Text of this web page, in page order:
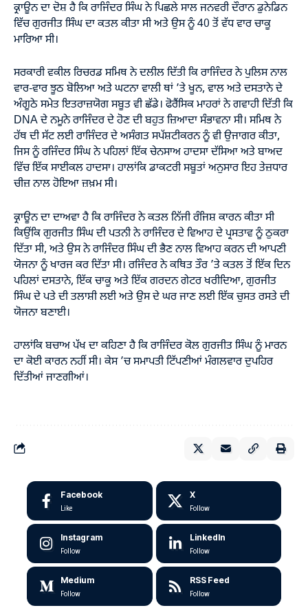
ਕ੍ਰਾਊਨ ਦਾ ਦੋਸ਼ ਹੈ ਕਿ ਰਾਜਿੰਦਰ ਸਿੰਘ ਨੇ ਪਿਛਲੇ ਸਾਲ ਜਨਵਰੀ ਦੌਰਾਨ ਡੁਨੇਡਿਨ
ਵਿੱਚ ਗੁਰਜੀਤ ਸਿੰਘ ਦਾ ਕਤਲ ਕੀਤਾ ਸੀ ਅਤੇ ਉਸ ਨੂੰ 40 ਤੋਂ ਵੱਧ ਵਾਰ ਚਾਕੂ
ਮਾਰਿਆ ਸੀ।
ਸਰਕਾਰੀ ਵਕੀਲ ਰਿਚਰਡ ਸਮਿਥ ਨੇ ਦਲੀਲ ਦਿੱਤੀ ਕਿ ਰਾਜਿੰਦਰ ਨੇ ਪੁਲਿਸ ਨਾਲ
ਵਾਰ-ਵਾਰ ਝੂਠ ਬੋਲਿਆ ਅਤੇ ਘਟਨਾ ਵਾਲੀ ਥਾਂ ’ਤੇ ਖੂਨ, ਵਾਲ ਅਤੇ ਦਸਤਾਨੇ ਦੇ
ਅੰਗੂਠੇ ਸਮੇਤ ਇਤਰਾਜ਼ਯੋਗ ਸਬੂਤ ਵੀ ਛੱਡੇ। ਫੋਰੈਂਸਿਕ ਮਾਹਰਾਂ ਨੇ ਗਵਾਹੀ ਦਿੱਤੀ ਕਿ
DNA ਦੇ ਨਮੂਨੇ ਰਾਜਿੰਦਰ ਦੇ ਹੋਣ ਦੀ ਬਹੁਤ ਜ਼ਿਆਦਾ ਸੰਭਾਵਨਾ ਸੀ। ਸਮਿਥ ਨੇ
ਹੱਥ ਦੀ ਸੱਟ ਲਈ ਰਾਜਿੰਦਰ ਦੇ ਅਸੰਗਤ ਸਪੱਸ਼ਟੀਕਰਨ ਨੂੰ ਵੀ ਉਜਾਗਰ ਕੀਤਾ,
ਜਿਸ ਨੂੰ ਰਜਿੰਦਰ ਸਿੰਘ ਨੇ ਪਹਿਲਾਂ ਇੱਕ ਚੇਨਸਾਅ ਹਾਦਸਾ ਦੱਸਿਆ ਅਤੇ ਬਾਅਦ
ਵਿੱਚ ਇੱਕ ਸਾਈਕਲ ਹਾਦਸਾ। ਹਾਲਾਂਕਿ ਡਾਕਟਰੀ ਸਬੂਤਾਂ ਅਨੁਸਾਰ ਇਹ ਤੇਜ਼ਧਾਰ
ਚੀਜ਼ ਨਾਲ ਹੋਇਆ ਜ਼ਖ਼ਮ ਸੀ।
ਕ੍ਰਾਊਨ ਦਾ ਦਾਅਵਾ ਹੈ ਕਿ ਰਾਜਿੰਦਰ ਨੇ ਕਤਲ ਨਿੱਜੀ ਰੰਜਿਸ਼ ਕਾਰਨ ਕੀਤਾ ਸੀ
ਕਿਉਂਕਿ ਗੁਰਜੀਤ ਸਿੰਘ ਦੀ ਪਤਨੀ ਨੇ ਰਾਜਿੰਦਰ ਦੇ ਵਿਆਹ ਦੇ ਪ੍ਰਸਤਾਵ ਨੂੰ ਠੁਕਰਾ
ਦਿੱਤਾ ਸੀ, ਅਤੇ ਉਸ ਨੇ ਰਾਜਿੰਦਰ ਸਿੰਘ ਦੀ ਭੈਣ ਨਾਲ ਵਿਆਹ ਕਰਨ ਦੀ ਆਪਣੀ
ਯੋਜਨਾ ਨੂੰ ਖਾਰਜ ਕਰ ਦਿੱਤਾ ਸੀ। ਰਜਿੰਦਰ ਨੇ ਕਥਿਤ ਤੌਰ ’ਤੇ ਕਤਲ ਤੋਂ ਇੱਕ ਦਿਨ
ਪਹਿਲਾਂ ਦਸਤਾਨੇ, ਇੱਕ ਚਾਕੂ ਅਤੇ ਇੱਕ ਗਰਦਨ ਗੇਟਰ ਖਰੀਦਿਆ, ਗੁਰਜੀਤ
ਸਿੰਘ ਦੇ ਪਤੇ ਦੀ ਤਲਾਸ਼ੀ ਲਈ ਅਤੇ ਉਸ ਦੇ ਘਰ ਜਾਣ ਲਈ ਇੱਕ ਚੁਸਤ ਰਸਤੇ ਦੀ
ਯੋਜਨਾ ਬਣਾਈ।
ਹਾਲਾਂਕਿ ਬਚਾਅ ਪੱਖ ਦਾ ਕਹਿਣਾ ਹੈ ਕਿ ਰਾਜਿੰਦਰ ਕੋਲ ਗੁਰਜੀਤ ਸਿੰਘ ਨੂੰ ਮਾਰਨ
ਦਾ ਕੋਈ ਕਾਰਨ ਨਹੀਂ ਸੀ। ਕੇਸ ’ਚ ਸਮਾਪਤੀ ਟਿੱਪਣੀਆਂ ਮੰਗਲਵਾਰ ਦੁਪਹਿਰ
ਦਿੱਤੀਆਂ ਜਾਣਗੀਆਂ।
Facebook
Like
X
Follow
Instagram
Follow
LinkedIn
Follow
Medium
Follow
RSS Feed
Follow